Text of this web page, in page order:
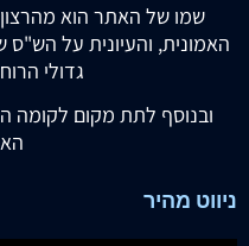
שמו של האתר הוא
האמונית, והעיונית על
גדולי
ובנוסף לתת מקום לקומה
ניווט מהיר